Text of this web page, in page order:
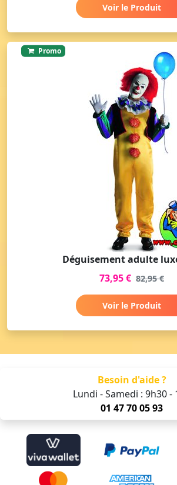
Voir le Produit
Promo
Déguisement adulte
73,95 € 82,95 €
Voir le Produit
Besoin d'aide ?
Lundi - Samedi : 9h30 -
01 47 70 05 93